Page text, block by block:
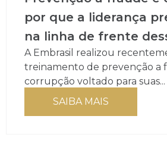
por que a liderança
na linha de frente
A Embrasil realizou
treinamento de prevenção a
corrupção voltado para suas...
SAIBA MAIS